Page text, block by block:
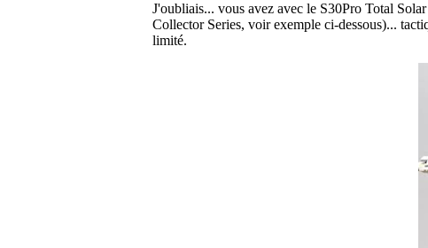
J'oubliais... vous avez avec le S30Pro Total
Collector Series, voir exemple ci-dessous)...
limité.